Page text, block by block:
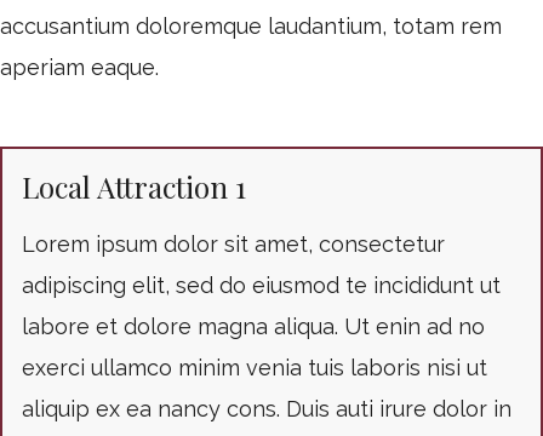
accusantium doloremque laudantium, totam rem
aperiam eaque.
Local Attraction 1
Lorem ipsum dolor sit amet, consectetur
adipiscing elit, sed do eiusmod te incididunt ut
labore et dolore magna aliqua. Ut enin ad no
exerci ullamco minim venia tuis laboris nisi ut
aliquip ex ea nancy cons. Duis auti irure dolor in